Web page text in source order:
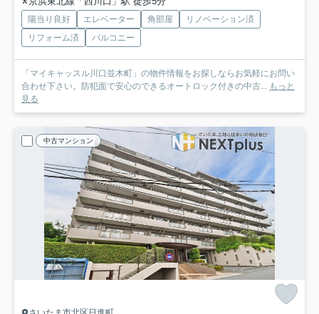
陽当り良好 エレベーター 角部屋
リノベーション済
リフォーム済
バルコニー
「マイキャッスル川口並木町」の物件情報をお探しならお気軽にお問い
合わせ下さい。防犯面で安心のできるオートロック付きの中古...
もっと
見る
中古マンション